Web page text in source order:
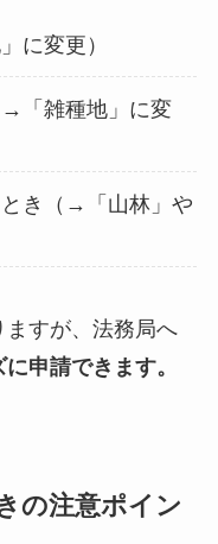
に変更）
→「雑種地」に変
き（→「山林」や
すが、法務局へ
申請できます。
の注意ポイン